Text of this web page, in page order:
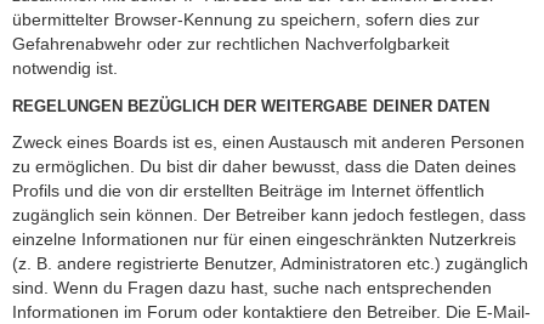
übermittelter Browser-Kennung zu speichern, sofern dies zur
Gefahrenabwehr oder zur rechtlichen Nachverfolgbarkeit
notwendig ist.
REGELUNGEN BEZÜGLICH DER WEITERGABE DEINER DATEN
Zweck eines Boards ist es, einen Austausch mit anderen Personen
zu ermöglichen. Du bist dir daher bewusst, dass die Daten deines
Profils und die von dir erstellten Beiträge im Internet öffentlich
zugänglich sein können. Der Betreiber kann jedoch festlegen, dass
einzelne Informationen nur für einen eingeschränkten Nutzerkreis
(z. B. andere registrierte Benutzer, Administratoren etc.) zugänglich
sind. Wenn du Fragen dazu hast, suche nach entsprechenden
Informationen im Forum oder kontaktiere den Betreiber. Die E-Mail-